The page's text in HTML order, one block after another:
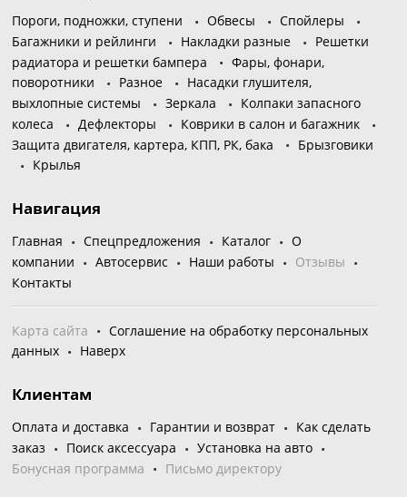
Пороги, подножки, ступени Обвесы
Спойлеры
Багажники и рейлинги
Накладки разные
Решетки
радиатора и решетки бампера
Фары, фонари,
поворотники
Разное
Насадки глушителя,
выхлопные системы
Зеркала
Колпаки запасного
колеса
Дефлекторы
Коврики в салон и багажник
Защита двигателя, картера, КПП, РК, бака
Брызговики
Крылья
Навигация
Главная Спецпредложения Каталог
О
компании
Автосервис Наши работы
Отзывы
Контакты
Карта сайта
Соглашение на обработку персональных
данных
Наверх
Клиентам
Оплата и доставка Гарантии и возврат
Как сделать
заказ
Поиск аксессуара
Установка на авто
Бонусная программа
Письмо директору